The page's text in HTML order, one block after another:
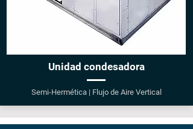
Unidad condesadora
Semi-Hermética | Flujo de Aire Vertical